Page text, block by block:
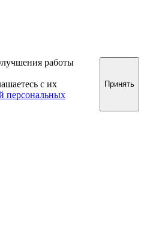
работы
с их
персональных
Принять